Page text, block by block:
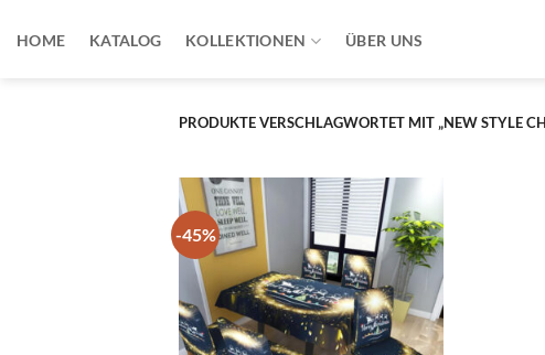
Inhalt
HOME KATALOG KOLLEKTIONEN ÜBER UNS
PRODUKTE VERSCHLAGWORTET MIT „NEW STYLE
-45%